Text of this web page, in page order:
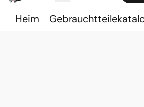
Heim